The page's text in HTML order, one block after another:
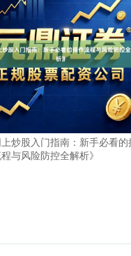
上炒股入门指南：新手必看的
与风险防控全解析》